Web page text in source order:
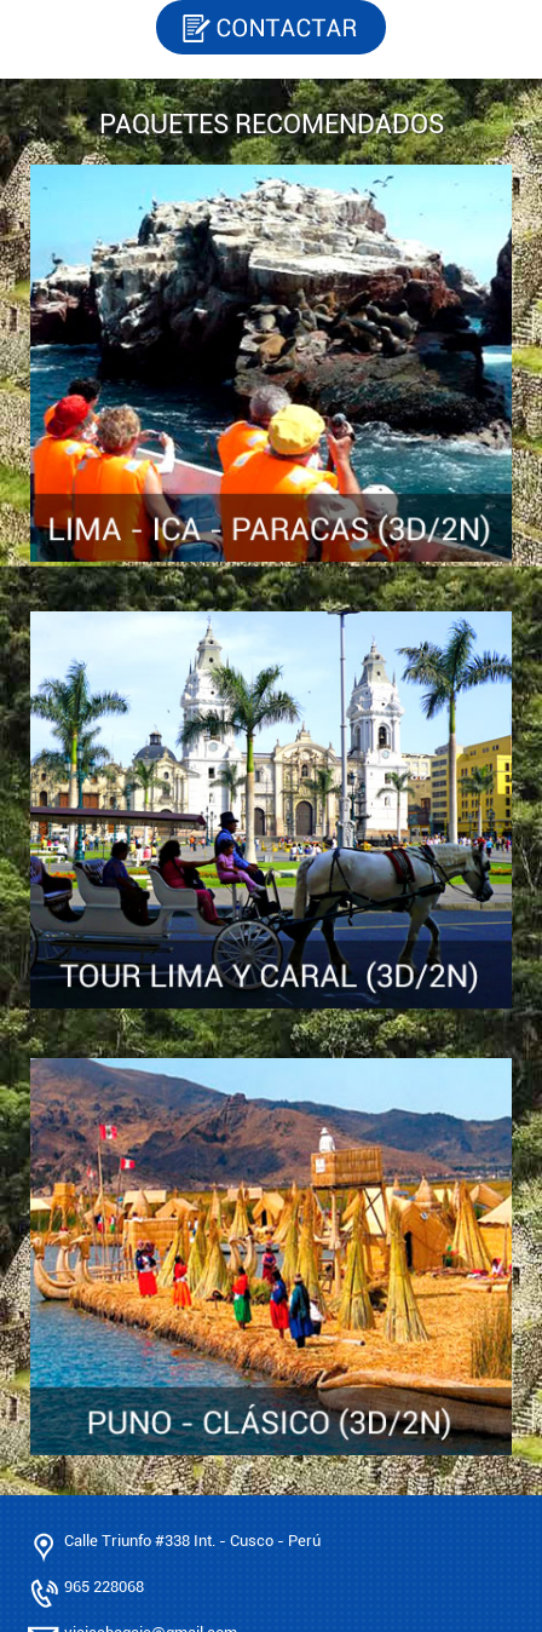
PAQUETES RECOMENDADOS
Calle Triunfo #338 Int. - Cusco - Perú
965 228068